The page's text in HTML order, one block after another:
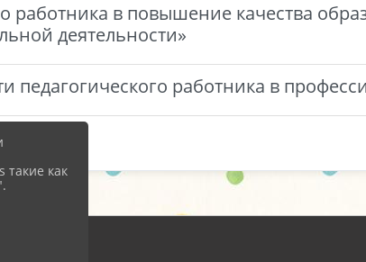
работника в повышение качества
деятельности»
педагогического работника в
такие как